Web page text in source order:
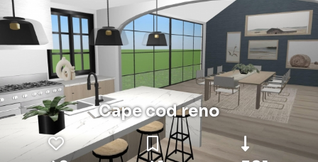
Cape cod reno